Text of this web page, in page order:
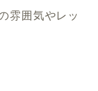
雰囲気やレッ